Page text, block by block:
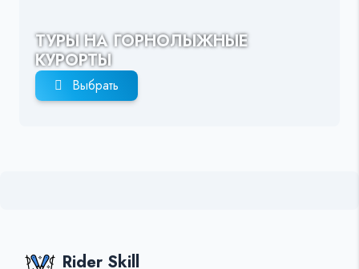
ТУРЫ НА ГОРНОЛЫЖНЫЕ
КУРОРТЫ
Выбрать
Rider Skill